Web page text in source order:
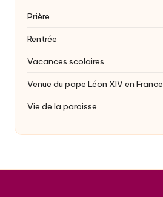
Prière
Rentrée
Vacances scolaires
Venue du pape Léon XIV en France
Vie de la paroisse